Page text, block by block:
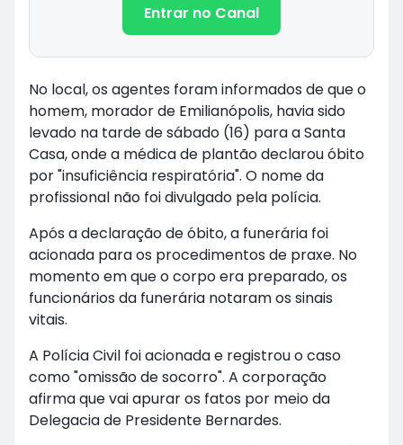
Entrar no Canal
No local, os agentes foram informados de que o
homem, morador de Emilianópolis, havia sido
levado na tarde de sábado (16) para a Santa
Casa, onde a médica de plantão declarou óbito
por "insuficiência respiratória". O nome da
profissional não foi divulgado pela polícia.
Após a declaração de óbito, a funerária foi
acionada para os procedimentos de praxe. No
momento em que o corpo era preparado, os
funcionários da funerária notaram os sinais
vitais.
A Polícia Civil foi acionada e registrou o caso
como "omissão de socorro". A corporação
afirma que vai apurar os fatos por meio da
Delegacia de Presidente Bernardes.